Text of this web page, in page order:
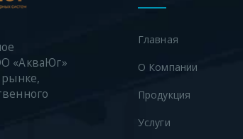
«АкваЮг»
рынке,
Главная
О Компании
Продукция
Услуги